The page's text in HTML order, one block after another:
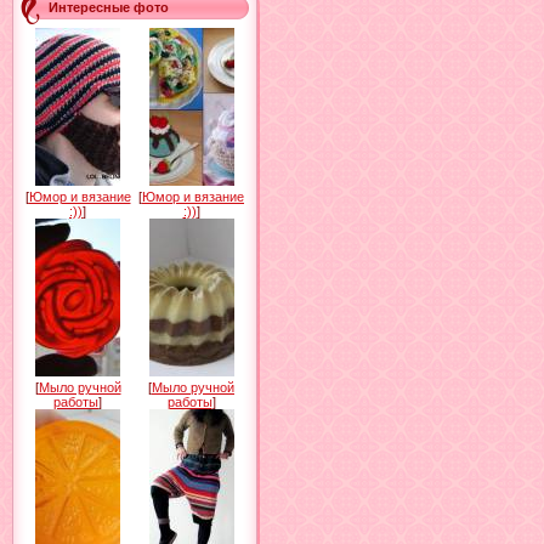
Интересные фото
[Юмор и вязание
:))]
[Юмор и вязание
:))]
[Мыло ручной
работы]
[Мыло ручной
работы]